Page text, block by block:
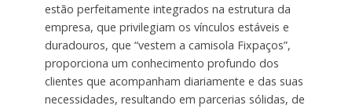
estão perfeitamente integrados na estrutura da
empresa, que privilegiam os vínculos estáveis e
duradouros, que “vestem a camisola Fixpaços”,
proporciona um conhecimento profundo dos
clientes que acompanham diariamente e das suas
necessidades, resultando em parcerias sólidas, de